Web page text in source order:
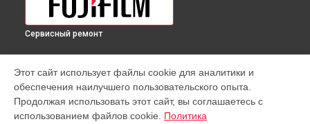
Сервисный ремонт
Объектив
Фотовспышка
Фотоаппарат
Этот сайт использует файлы cookie для аналитики и
обеспечения наилучшего пользовательского опыта.
Продолжая использовать этот сайт, вы соглашаетесь с
использованием файлов cookie. Политика